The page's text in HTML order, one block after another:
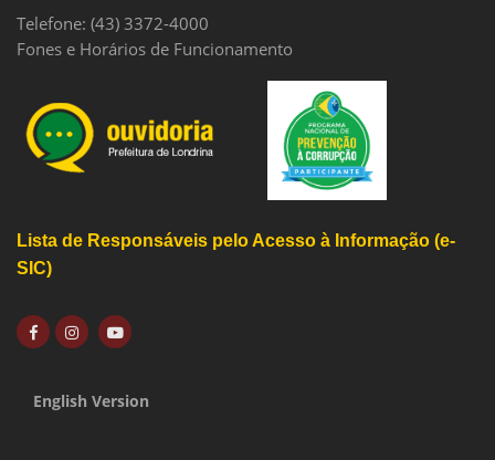
Telefone: (43) 3372-4000
Fones e Horários de Funcionamento
Lista de Responsáveis pelo Acesso à Informação (e-
SIC)
English Version